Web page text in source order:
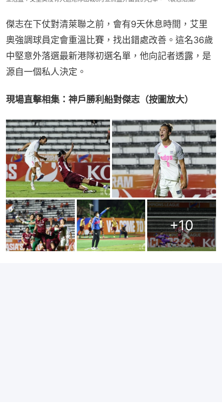
傑志在下仗對清萊聯之前，會有9天休息時間，艾里
奧強調球員定會重溫比賽，找出錯處改善。這名36歲
中堅意外落選最新港隊初選名單，他向記者透露，是
源自一個私人決定。
現場直擊相集：神戶勝利船對傑志（按圖放大）
+10